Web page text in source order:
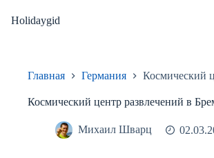
Holidaygid
Главная Германия Космический
Космический центр развлечений в
Михаил Шварц